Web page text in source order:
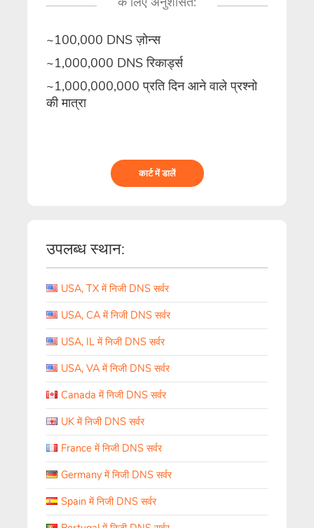
~100,000 DNS ज़ोन्स
~1,000,000 DNS रिकार्ड्स
~1,000,000,000 प्रति दिन आने वाले प्रश्नो
की मात्रा
कार्ट में डालें
उपलब्ध स्थान:
USA, TX में निजी DNS सर्वर
USA, CA में निजी DNS सर्वर
USA, IL में निजी DNS सर्वर
USA, VA में निजी DNS सर्वर
Canada में निजी DNS सर्वर
UK में निजी DNS सर्वर
France में निजी DNS सर्वर
Germany में निजी DNS सर्वर
Spain में निजी DNS सर्वर